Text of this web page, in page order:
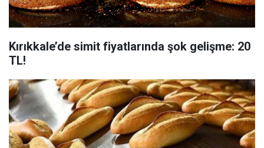
Kırıkkale’de simit fiyatlarında şok gelişme: 20
TL!